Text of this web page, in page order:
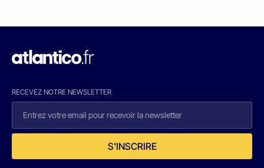
RECEVEZ NOTRE NEWSLETTER
S'INSCRIRE